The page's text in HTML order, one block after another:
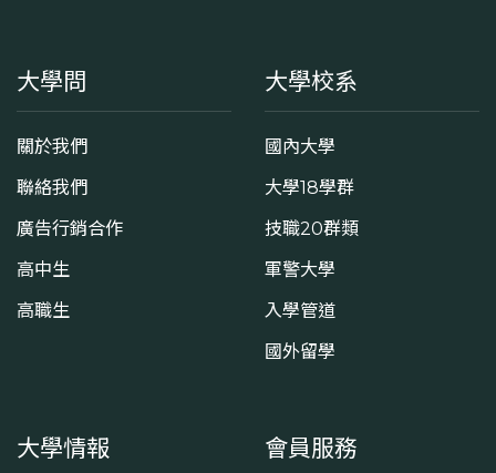
大學問
關於我們
聯絡我們
廣告行銷合作
高中生
高職生
大學校系
國內大學
大學18學群
技職20群類
軍警大學
入學管道
國外留學
大學情報 會員服務